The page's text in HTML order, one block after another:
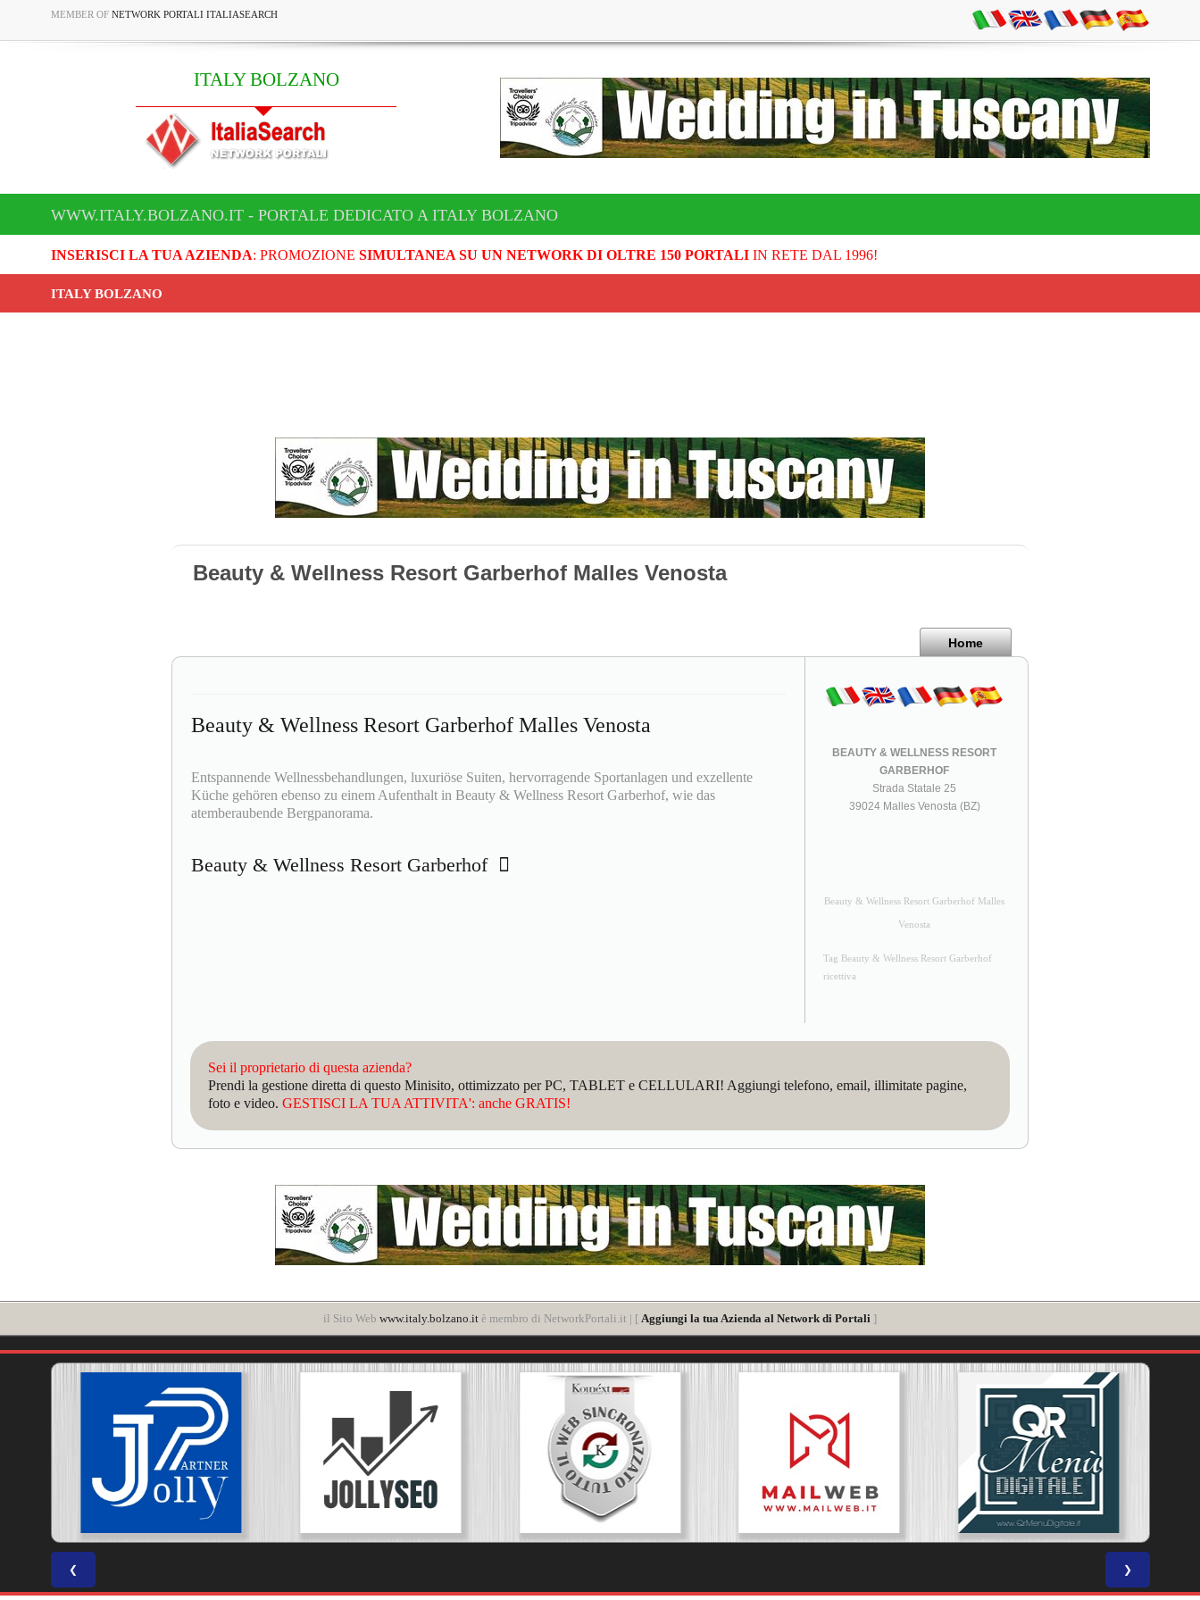
MEMBER OF NETWORK PORTALI ITALIASEARCH
ITALY BOLZANO
WWW.ITALY.BOLZANO.IT - PORTALE DEDICATO A ITALY BOLZANO
INSERISCI LA TUA AZIENDA: PROMOZIONE SIMULTANEA SU UN NETWORK DI OLTRE 150 PORTALIIN RETE DAL 1996!
ITALY BOLZANO
Beauty & Wellness Resort Garberhof Malles Venosta
Home
Beauty & Wellness Resort Garberhof Malles Venosta
Entspannende Wellnessbehandlungen, luxuriöse Suiten, hervorragende Sportanlagen und exzellente
Küche gehören ebenso zu einem Aufenthalt in Beauty & Wellness Resort Garberhof, wie das
atemberaubende Bergpanorama.
Beauty & Wellness Resort Garberhof
BEAUTY & WELLNESS RESORT
GARBERHOF
Strada Statale 25
39024 Malles Venosta (BZ)
Beauty & Wellness Resort Garberhof Malles
Venosta
Tag Beauty & Wellness Resort Garberhof
ricettiva
Sei il proprietario di questa azienda?
Prendi la gestione diretta di questo Minisito, ottimizzato per PC, TABLET e CELLULARI! Aggiungi telefono, email, illimitate pagine,
foto e video. GESTISCI LA TUA ATTIVITA': anche GRATIS!
il Sito Web www.italy.bolzano.it è membro di NetworkPortali.it | [ Aggiungi la tua Azienda al Network di Portali ]
❮ ❯